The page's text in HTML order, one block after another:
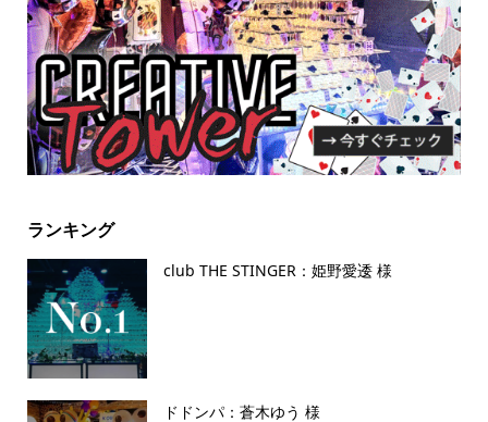
ランキング
club THE STINGER：姫野愛逶 様
ドドンパ：蒼木ゆう 様